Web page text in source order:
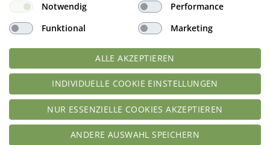
cm perforiert
WEITERLESEN
Batzen 14,5 x 10,5 x 7cm
WEITERLESEN
Notwendig
Performance
Funktional
Marketing
ALLE AKZEPTIEREN
INDIVIDUELLE COOKIE EINSTELLUNGEN
NUR ESSENZIELLE COOKIES AKZEPTIEREN
ANDERE AUSWAHL SPEICHERN